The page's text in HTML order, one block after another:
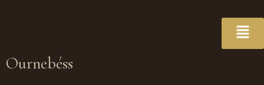
Ournebéss